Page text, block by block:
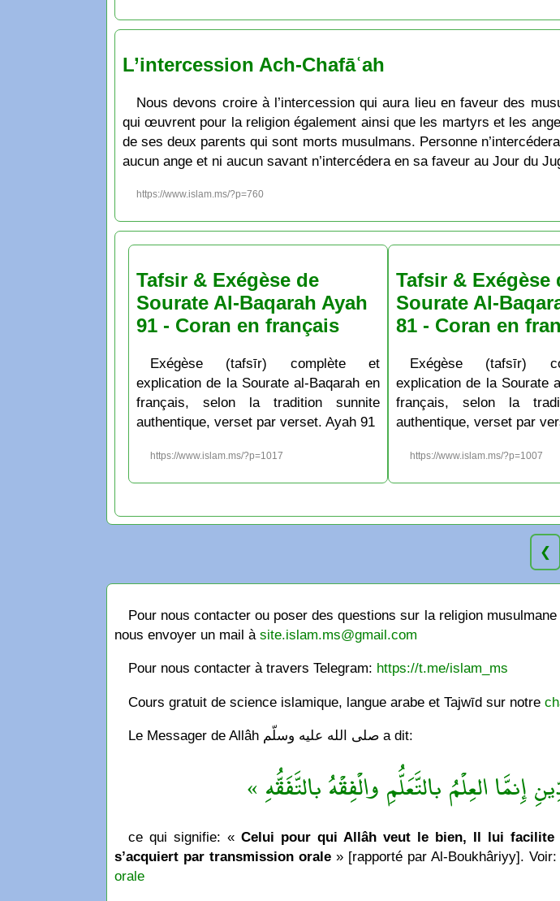
L’intercession Ach-Chafāʿah
Nous devons croire à l’intercession qui aura lieu en faveur des
qui œuvrent pour la religion également ainsi que les martyrs et les
de ses deux parents qui sont morts musulmans. Personne
aucun ange et ni aucun savant n’intercédera en sa faveur au Jour du
https://www.islam.ms/?p=760
Tafsir & Exégèse de
Sourate Al-Baqarah Ayah
91 - Coran en français
Exégèse (tafsīr) complète et
explication de la Sourate al-Baqarah en
français, selon la tradition sunnite
authentique, verset par verset. Ayah 91
https://www.islam.ms/?p=1017
Tafsir & Exégèse
Sourate Al-
81 - Coran en
Exégèse (tafsīr)
explication de la Sourate
français, selon la
authentique, verset par
https://www.islam.ms/?p=1007
❮
Pour nous contacter ou poser des questions sur la religion
nous envoyer un mail à site.islam.ms@gmail.com
Pour nous contacter à travers Telegram: https://t.me/islam_ms
Cours gratuit de science islamique, langue arabe et Tajwīd sur notre
Le Messager de Allâh صلى الله عليه وسلّم a dit:
إِنمَّا العِلْمُ بالتَّعَلُّمِ والْفِقْهُ بالتَّفَقُّهِ »
ce qui signifie: « Celui pour qui Allâh veut le bien, Il lui facilite
s’acquiert par transmission orale » [rapporté par Al-Boukhâriyy]. Voir:
orale